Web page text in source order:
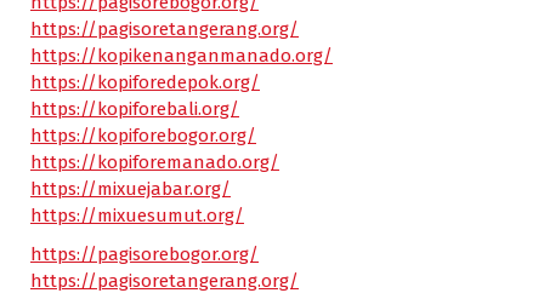
https://pagisoretangerang.org/
https://kopikenanganmanado.org/
https://kopiforedepok.org/
https://kopiforebali.org/
https://kopiforebogor.org/
https://kopiforemanado.org/
https://mixuejabar.org/
https://mixuesumut.org/
https://pagisorebogor.org/
https://pagisoretangerang.org/